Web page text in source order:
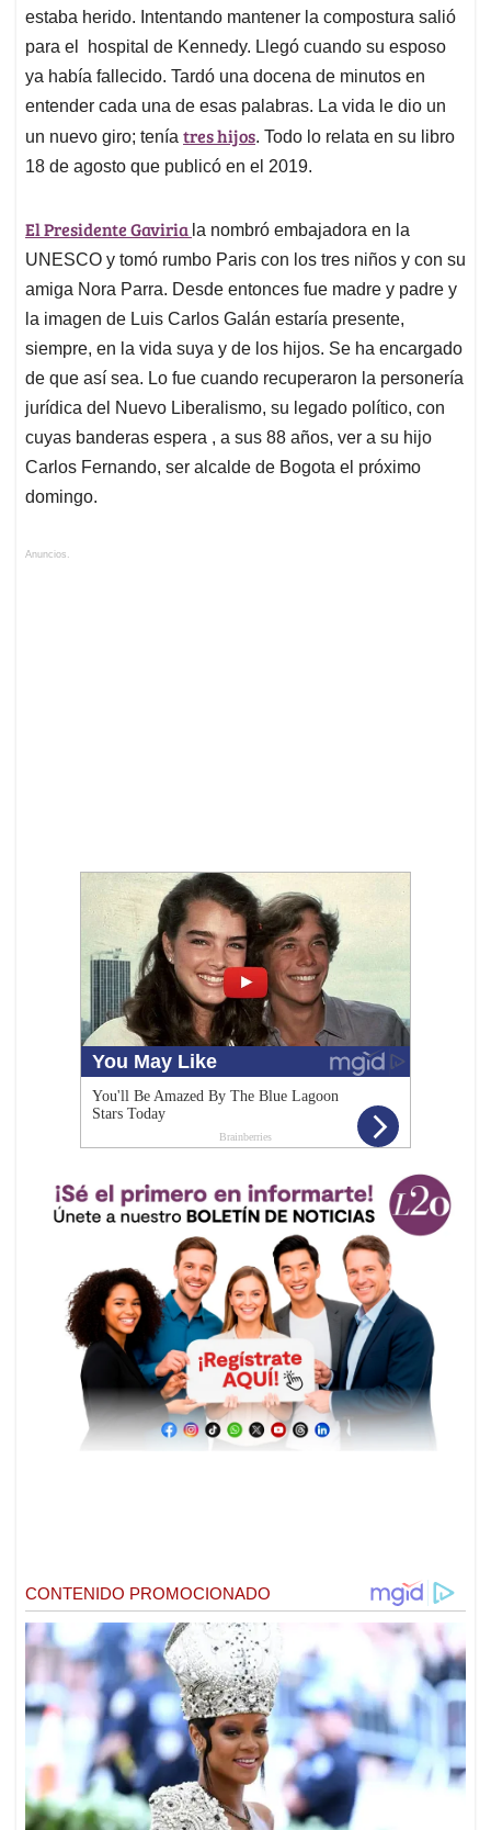
estaba herido. Intentando mantener la compostura salió
para el hospital de Kennedy. Llegó cuando su esposo
ya había fallecido. Tardó una docena de minutos en
entender cada una de esas palabras. La vida le dio un
un nuevo giro; tenía tres hijos. Todo lo relata en su libro
18 de agosto que publicó en el 2019.
El Presidente Gaviria la nombró embajadora en la
UNESCO y tomó rumbo Paris con los tres niños y con su
amiga Nora Parra. Desde entonces fue madre y padre y
la imagen de Luis Carlos Galán estaría presente,
siempre, en la vida suya y de los hijos. Se ha encargado
de que así sea. Lo fue cuando recuperaron la personería
jurídica del Nuevo Liberalismo, su legado político, con
cuyas banderas espera , a sus 88 años, ver a su hijo
Carlos Fernando, ser alcalde de Bogota el próximo
domingo.
Anuncios.